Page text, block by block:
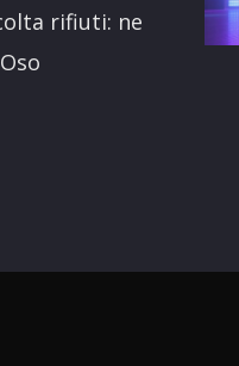
rifiuti: ne